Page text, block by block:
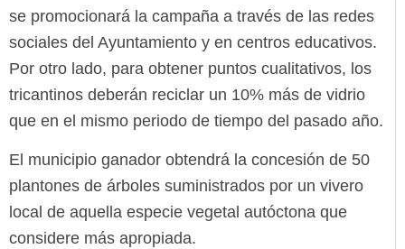
se promocionará la campaña a través de las redes
sociales del Ayuntamiento y en centros educativos.
Por otro lado, para obtener puntos cualitativos, los
tricantinos deberán reciclar un 10% más de vidrio
que en el mismo periodo de tiempo del pasado año.
El municipio ganador obtendrá la concesión de 50
plantones de árboles suministrados por un vivero
local de aquella especie vegetal autóctona que
considere más apropiada.